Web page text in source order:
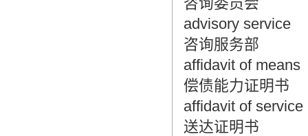
advisory service
咨询服务部
affidavit of means
偿债能力证明书
affidavit of service
送达证明书